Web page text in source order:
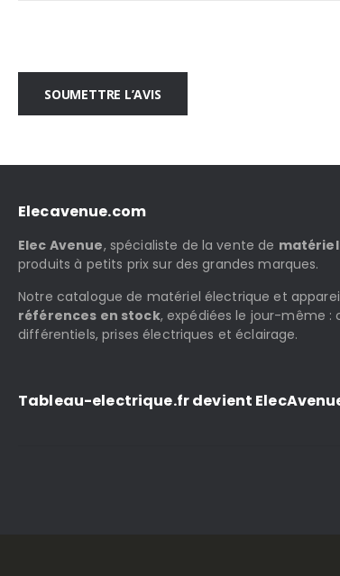
SOUMETTRE L’AVIS
Elecavenue.com
Elec Avenue, spécialiste de la vente de
produits à petits prix sur des grandes marques.
Notre catalogue de matériel électrique et
références en stock, expédiées le jour-même :
différentiels, prises électriques et éclairage.
Tableau-electrique.fr devient